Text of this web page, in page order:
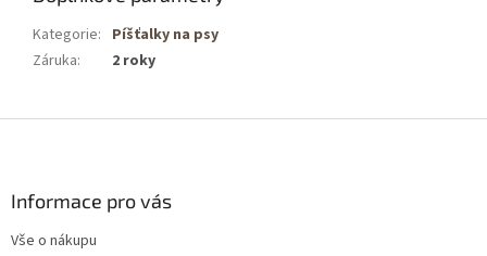
Kategorie: Píšťalky na psy
Záruka: 2 roky
Informace pro vás
Vše o nákupu